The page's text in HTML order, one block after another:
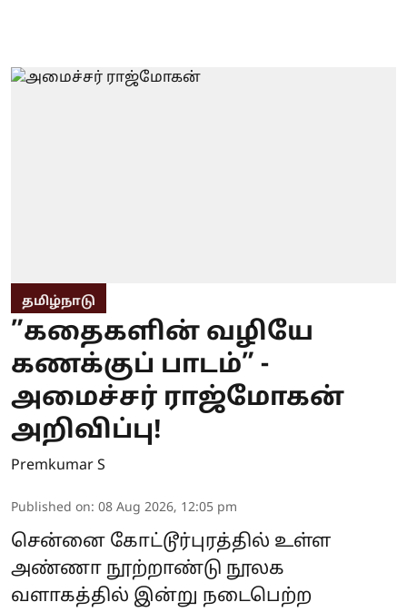
தமிழ்நாடு
”கதைகளின் வழியே
கணக்குப் பாடம்” -
அமைச்சர் ராஜ்மோகன்
அறிவிப்பு!
Premkumar S
Published on: 08 Aug 2026, 12:05 pm
சென்னை கோட்டூர்புரத்தில் உள்ள
அண்ணா நூற்றாண்டு நூலக
வளாகத்தில் இன்று நடைபெற்ற